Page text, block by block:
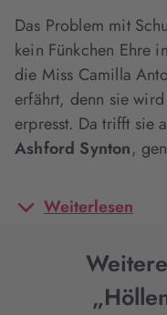
Das Problem mit
kein Fünkchen Ehre
die Miss Camilla
erfährt, denn sie
erpresst. Da trifft sie
Ashford Synton,
Weiterlesen